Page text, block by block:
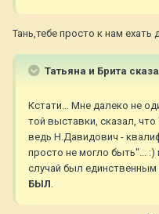
Тань,тебе просто к нам ехать
Татьяна и Брита
Кстати... Мне далеко не
той выставки, сказал, что
ведь Н.Давидович -
просто не могло быть"...
случай был единственным
БЫЛ